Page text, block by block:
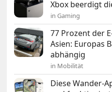
Xbox beerdigt
in Gaming
77 Prozent der
Asien: Europas
abhängig
in Mobilität
Diese Wander-